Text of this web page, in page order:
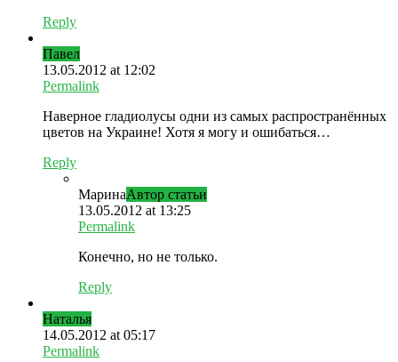
Reply
Павел
13.05.2012 at 12:02
Permalink
Наверное гладиолусы одни из самых распространённых
цветов на Украине! Хотя я могу и ошибаться…
Reply
МаринаАвтор статьи
13.05.2012 at 13:25
Permalink
Конечно, но не только.
Reply
Наталья
14.05.2012 at 05:17
Permalink